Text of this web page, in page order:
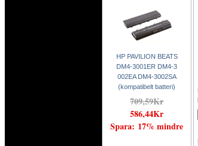
HP PAVILION BEATS
DM4-3001ER DM4-3
002EA DM4-3002SA
(kompatibelt batteri)
709,59Kr
586,44Kr
Spara: 17% mindre